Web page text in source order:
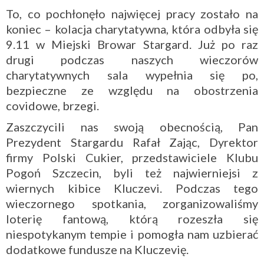
To, co pochłonęło najwięcej pracy zostało na
koniec – kolacja charytatywna, która odbyła się
9.11 w Miejski Browar Stargard. Już po raz
drugi podczas naszych wieczorów
charytatywnych sala wypełnia się po,
bezpieczne ze względu na obostrzenia
covidowe, brzegi.
Zaszczycili nas swoją obecnością, Pan
Prezydent Stargardu Rafał Zając, Dyrektor
firmy Polski Cukier, przedstawiciele Klubu
Pogoń Szczecin, byli też najwierniejsi z
wiernych kibice Kluczevi. Podczas tego
wieczornego spotkania, zorganizowaliśmy
loterię fantową, którą rozeszła się
niespotykanym tempie i pomogła nam uzbierać
dodatkowe fundusze na Kluczevię.